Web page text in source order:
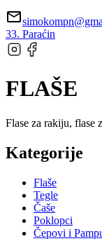
33. Paraćin
FLAŠE
Flase za rakiju, flase
Kategorije
Flaše
Tegle
Čaše
Poklopci
Čepovi i